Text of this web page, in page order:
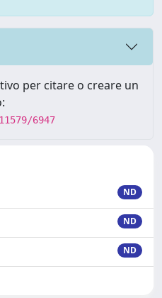
per citare o creare un
6947
ND
ND
ND